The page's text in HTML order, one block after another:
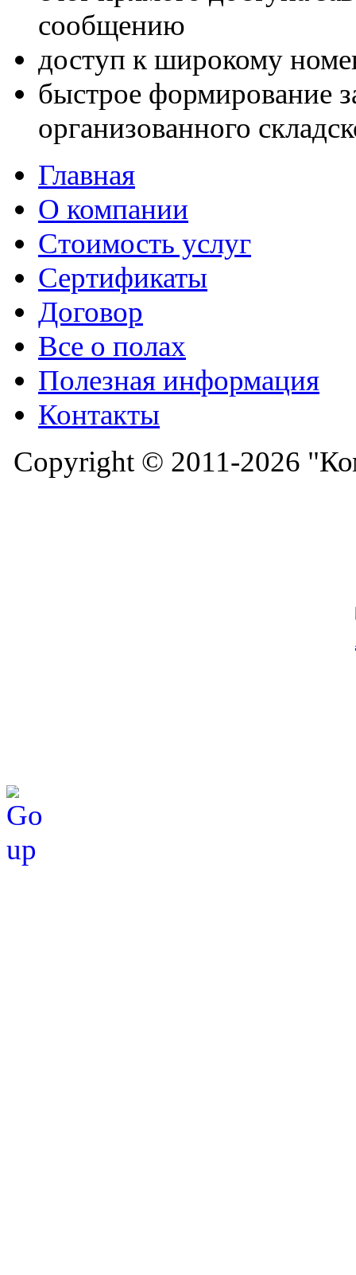
сообщению
доступ к широкому
быстрое формирование
организованного
Главная
О компании
Стоимость услуг
Сертификаты
Договор
Все о полах
Полезная информация
Контакты
Copyright © 2011-2026